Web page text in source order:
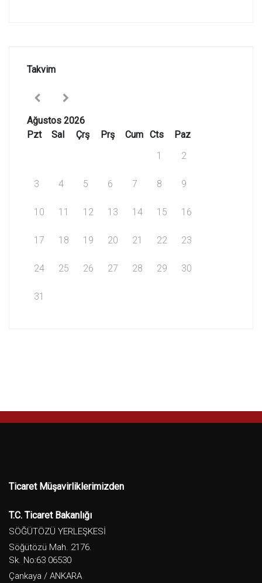
Takvim
Ağustos 2026
Pzt
Sal Çrş Prş Cum Cts
Paz
1
2
3 4 5 6 7 8 9
10 11 12 13 14 15 16
17 18 19 20 21 22 23
24 25 26 27 28 29 30
31
Ticaret Müşavirliklerimizden
T.C. Ticaret Bakanlığı
SÖĞÜTÖZÜ YERLEŞKESİ
Söğütözü Mah. 2176.
Sk. No:63 06530
Çankaya / ANKARA